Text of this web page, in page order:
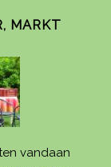
MARKT
vandaan